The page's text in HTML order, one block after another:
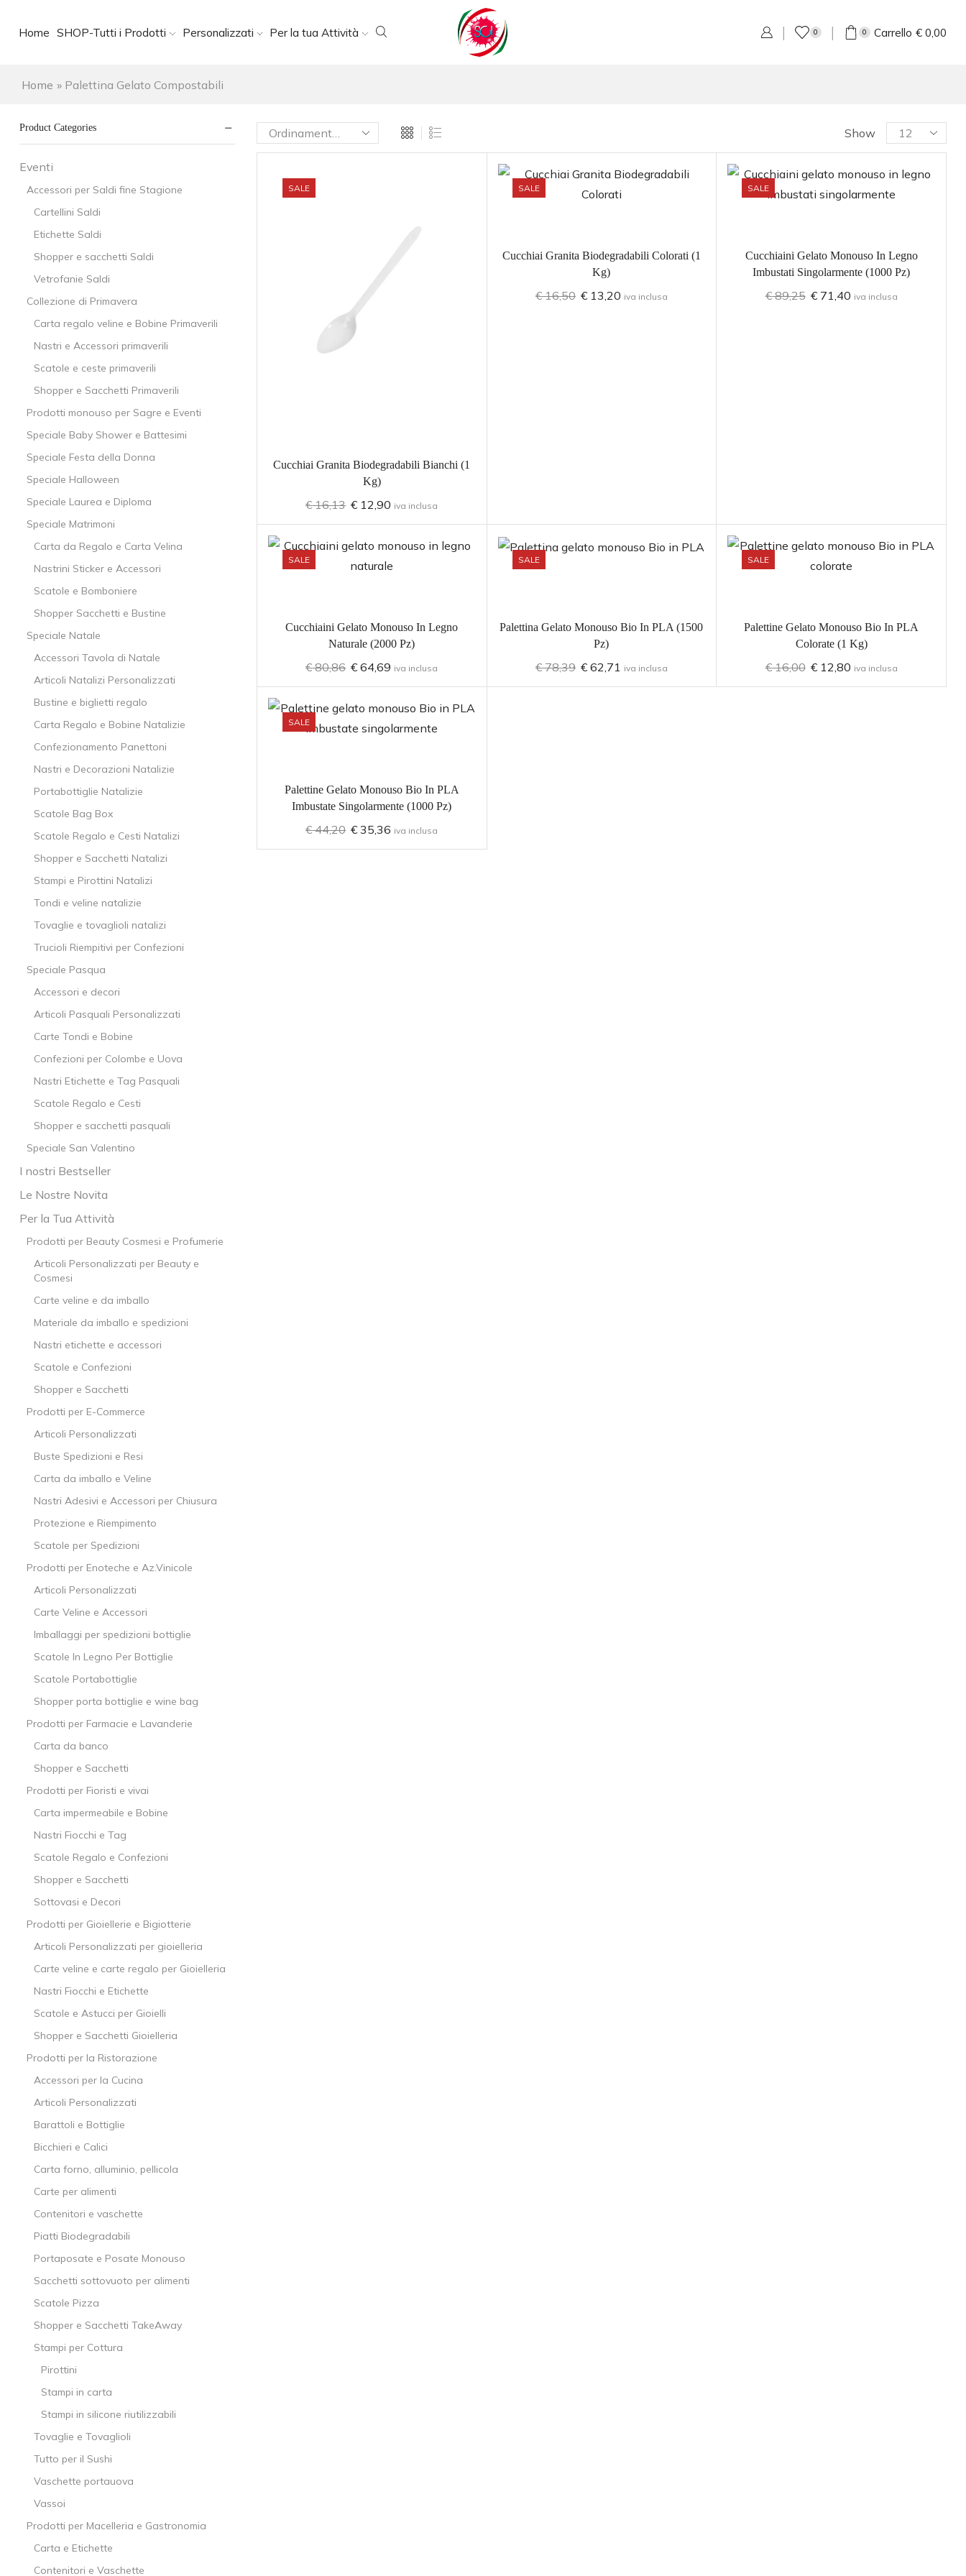
Home SHOP-Tutti i Prodotti Personalizzati Per la tua Attività 0 0 Carrello € 0,00
Home » Palettina Gelato Compostabili
Show
SALE
Cucchiai Granita Biodegradabili Bianchi (1
Kg)
€16,13 € 12,90 iva inclusa
SALE
Cucchiai Granita Biodegradabili Colorati (1
Kg)
€16,50 €13,20 iva inclusa
SALE
Cucchiaini Gelato Monouso In Legno
Imbustati Singolarmente (1000 Pz)
€89,25 €71,40 iva inclusa
SALE
Cucchiaini Gelato Monouso In Legno
Naturale (2000 Pz)
€80,86 € 64,69 iva inclusa
SALE
Palettina Gelato Monouso Bio In PLA (1500
Pz)
€78,39 €62,71 iva inclusa
SALE
Palettine Gelato Monouso Bio In PLA
Colorate (1 Kg)
€16,00 €12,80 iva inclusa
SALE
Palettine Gelato Monouso Bio In PLA
Imbustate Singolarmente (1000 Pz)
€44,20 € 35,36 iva inclusa
Product Categories
Eventi
Accessori per Saldi fine Stagione
Cartellini Saldi
Etichette Saldi
Shopper e sacchetti Saldi
Vetrofanie Saldi
Collezione di Primavera
Carta regalo veline e Bobine Primaverili
Nastri e Accessori primaverili
Scatole e ceste primaverili
Shopper e Sacchetti Primaverili
Prodotti monouso per Sagre e Eventi
Speciale Baby Shower e Battesimi
Speciale Festa della Donna
Speciale Halloween
Speciale Laurea e Diploma
Speciale Matrimoni
Carta da Regalo e Carta Velina
Nastrini Sticker e Accessori
Scatole e Bomboniere
Shopper Sacchetti e Bustine
Speciale Natale
Accessori Tavola di Natale
Articoli Natalizi Personalizzati
Bustine e biglietti regalo
Carta Regalo e Bobine Natalizie
Confezionamento Panettoni
Nastri e Decorazioni Natalizie
Portabottiglie Natalizie
Scatole Bag Box
Scatole Regalo e Cesti Natalizi
Shopper e Sacchetti Natalizi
Stampi e Pirottini Natalizi
Tondi e veline natalizie
Tovaglie e tovaglioli natalizi
Trucioli Riempitivi per Confezioni
Speciale Pasqua
Accessori e decori
Articoli Pasquali Personalizzati
Carte Tondi e Bobine
Confezioni per Colombe e Uova
Nastri Etichette e Tag Pasquali
Scatole Regalo e Cesti
Shopper e sacchetti pasquali
Speciale San Valentino
I nostri Bestseller
Le Nostre Novita
Per la Tua Attività
Prodotti per Beauty Cosmesi e Profumerie
Articoli Personalizzati per Beauty e
Cosmesi
Carte veline e da imballo
Materiale da imballo e spedizioni
Nastri etichette e accessori
Scatole e Confezioni
Shopper e Sacchetti
Prodotti per E-Commerce
Articoli Personalizzati
Buste Spedizioni e Resi
Carta da imballo e Veline
Nastri Adesivi e Accessori per Chiusura
Protezione e Riempimento
Scatole per Spedizioni
Prodotti per Enoteche e Az.Vinicole
Articoli Personalizzati
Carte Veline e Accessori
Imballaggi per spedizioni bottiglie
Scatole In Legno Per Bottiglie
Scatole Portabottiglie
Shopper porta bottiglie e wine bag
Prodotti per Farmacie e Lavanderie
Carta da banco
Shopper e Sacchetti
Prodotti per Fioristi e vivai
Carta impermeabile e Bobine
Nastri Fiocchi e Tag
Scatole Regalo e Confezioni
Shopper e Sacchetti
Sottovasi e Decori
Prodotti per Gioiellerie e Bigiotterie
Articoli Personalizzati per gioielleria
Carte veline e carte regalo per Gioielleria
Nastri Fiocchi e Etichette
Scatole e Astucci per Gioielli
Shopper e Sacchetti Gioielleria
Prodotti per la Ristorazione
Accessori per la Cucina
Articoli Personalizzati
Barattoli e Bottiglie
Bicchieri e Calici
Carta forno, alluminio, pellicola
Carte per alimenti
Contenitori e vaschette
Piatti Biodegradabili
Portaposate e Posate Monouso
Sacchetti sottovuoto per alimenti
Scatole Pizza
Shopper e Sacchetti TakeAway
Stampi per Cottura
Pirottini
Stampi in carta
Stampi in silicone riutilizzabili
Tovaglie e Tovaglioli
Tutto per il Sushi
Vaschette portauova
Vassoi
Prodotti per Macelleria e Gastronomia
Carta e Etichette
Contenitori e Vaschette